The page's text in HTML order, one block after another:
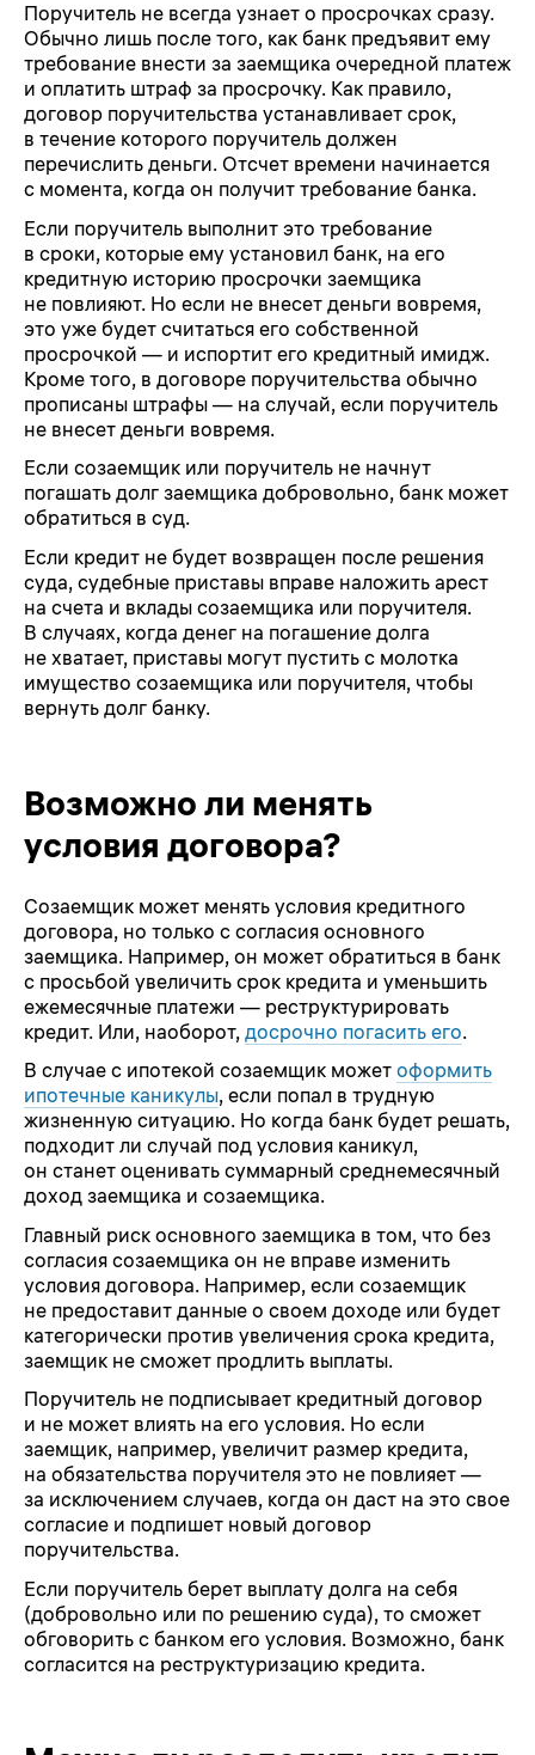
Поручитель не всегда узнает о просрочках сразу.
Обычно лишь после того, как банк предъявит ему
требование внести за заемщика очередной платеж
и оплатить штраф за просрочку. Как правило,
договор поручительства устанавливает срок,
в течение которого поручитель должен
перечислить деньги. Отсчет времени начинается
с момента, когда он получит требование банка.
Если поручитель выполнит это требование
в сроки, которые ему установил банк, на его
кредитную историю просрочки заемщика
не повлияют. Но если не внесет деньги вовремя,
это уже будет считаться его собственной
просрочкой — и испортит его кредитный имидж.
Кроме того, в договоре поручительства обычно
прописаны штрафы — на случай, если поручитель
не внесет деньги вовремя.
Если созаемщик или поручитель не начнут
погашать долг заемщика добровольно, банк может
обратиться в суд.
Если кредит не будет возвращен после решения
суда, судебные приставы вправе наложить арест
на счета и вклады созаемщика или поручителя.
В случаях, когда денег на погашение долга
не хватает, приставы могут пустить с молотка
имущество созаемщика или поручителя, чтобы
вернуть долг банку.
Возможно ли менять
условия договора?
Созаемщик может менять условия кредитного
договора, но только с согласия основного
заемщика. Например, он может обратиться в банк
с просьбой увеличить срок кредита и уменьшить
ежемесячные платежи — реструктурировать
кредит. Или, наоборот, досрочно погасить его.
В случае с ипотекой созаемщик может оформить
ипотечные каникулы, если попал в трудную
жизненную ситуацию. Но когда банк будет решать,
подходит ли случай под условия каникул,
он станет оценивать суммарный среднемесячный
доход заемщика и созаемщика.
Главный риск основного заемщика в том, что без
согласия созаемщика он не вправе изменить
условия договора. Например, если созаемщик
не предоставит данные о своем доходе или будет
категорически против увеличения срока кредита,
заемщик не сможет продлить выплаты.
Поручитель не подписывает кредитный договор
и не может влиять на его условия. Но если
заемщик, например, увеличит размер кредита,
на обязательства поручителя это не повлияет —
за исключением случаев, когда он даст на это свое
согласие и подпишет новый договор
поручительства.
Если поручитель берет выплату долга на себя
(добровольно или по решению суда), то сможет
обговорить с банком его условия. Возможно, банк
согласится на реструктуризацию кредита.